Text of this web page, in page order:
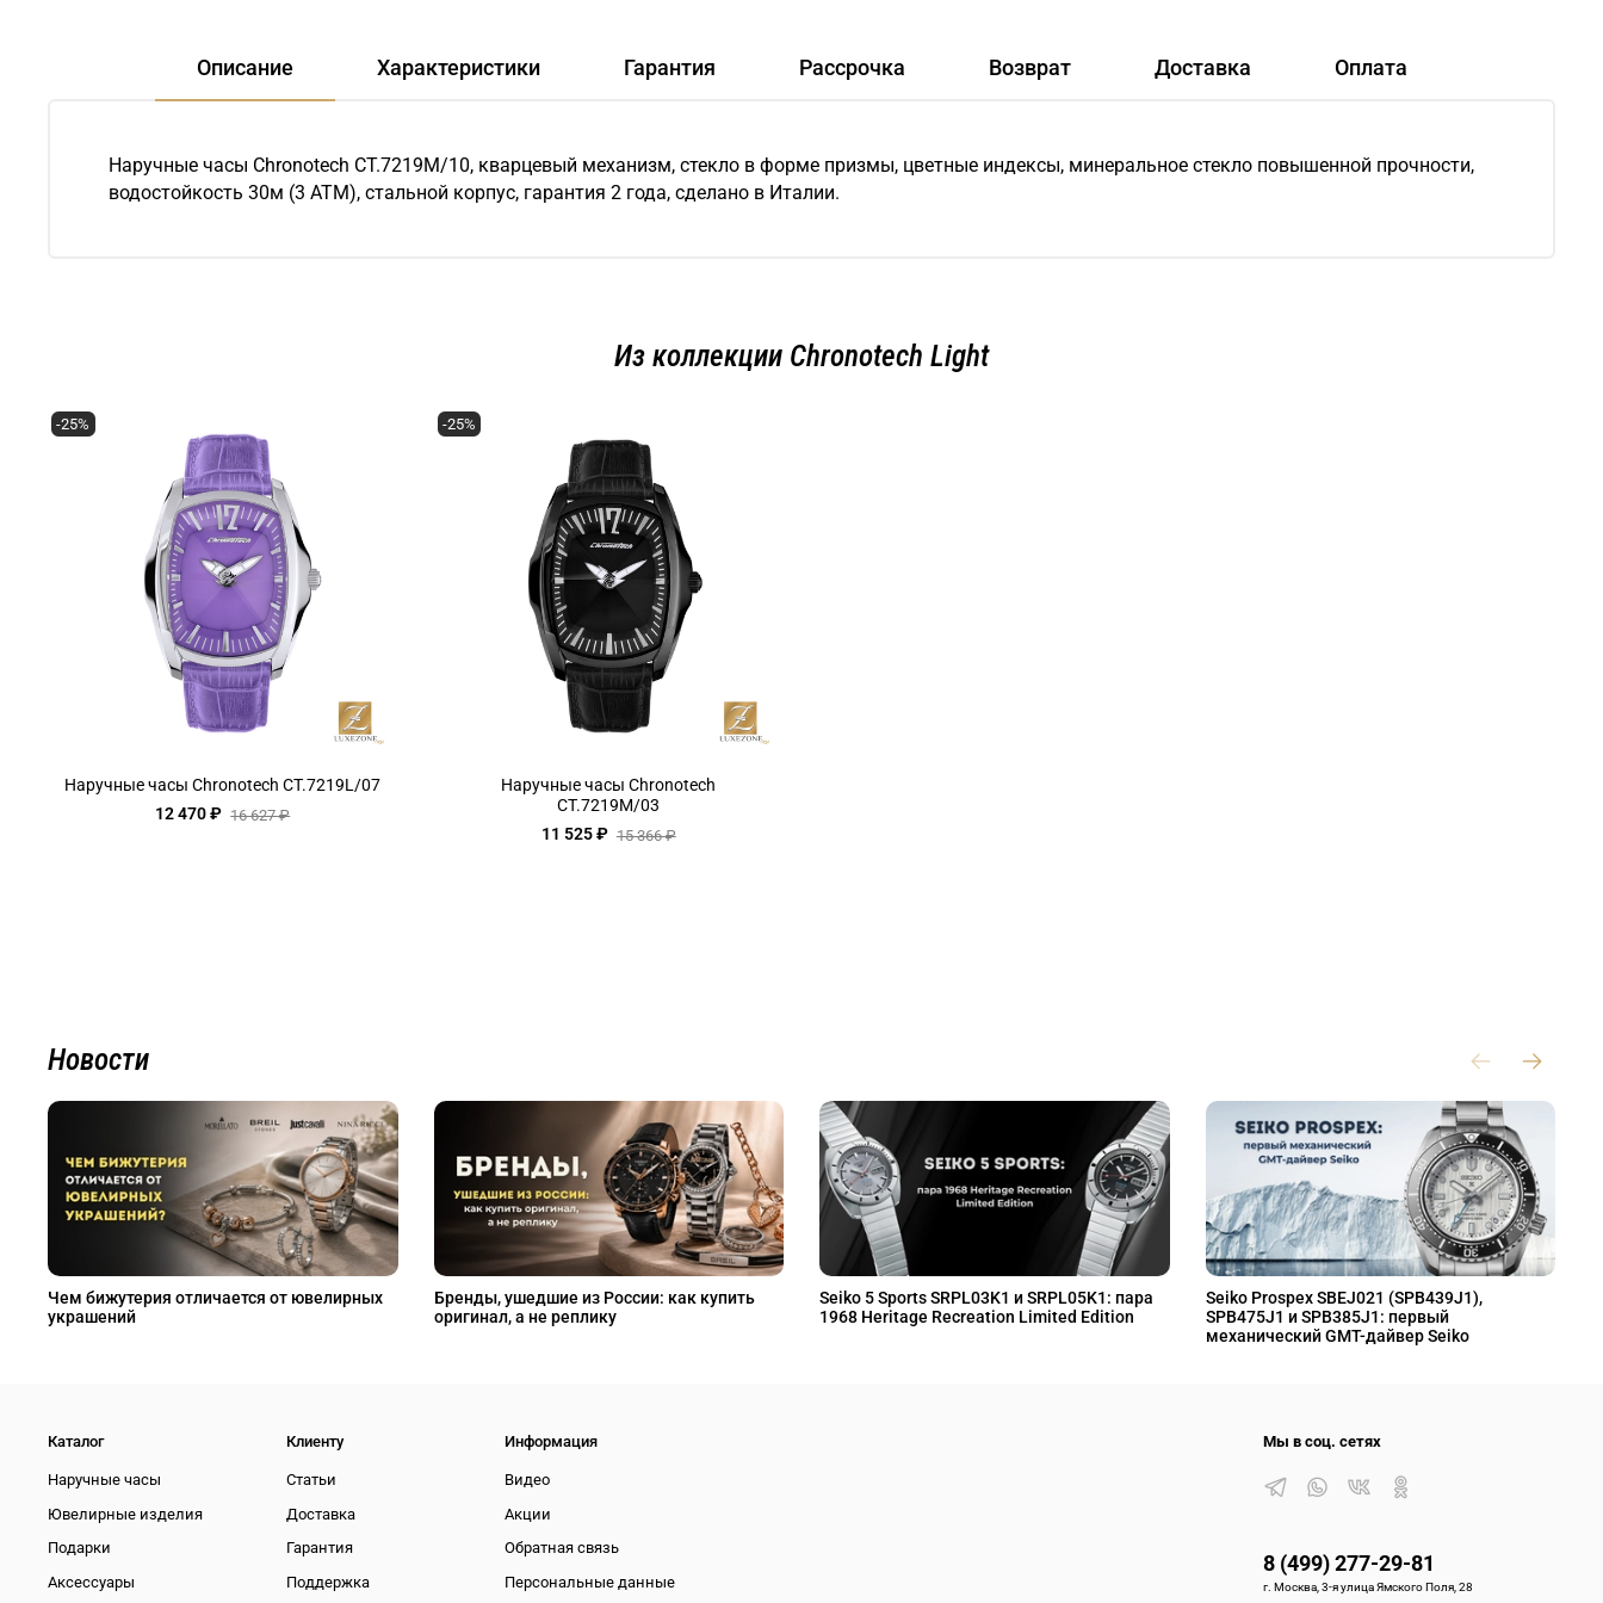
Описание Характеристики Гарантия Рассрочка Возврат Доставка Оплата
Наручные часы Chronotech CT.7219M/10, кварцевый механизм, стекло в форме призмы, цветные индексы, минеральное стекло повышенной прочности,
водостойкость 30м (3 АТМ), стальной корпус, гарантия 2 года, сделано в Италии.
Из коллекции Chronotech Light
-25%
Наручные часы Chronotech CT.7219L/07
12 470 ₽ 16 627 ₽
-25%
Наручные часы Chronotech
CT.7219M/03
11 525 ₽ 15 366 ₽
Новости
Чем бижутерия отличается от ювелирных
украшений
Бренды, ушедшие из России: как купить
оригинал, а не реплику
Seiko 5 Sports SRPL03K1 и SRPL05K1: пара
1968 Heritage Recreation Limited Edition
Seiko Prospex SBEJ021 (SPB439J1),
SPB475J1 и SPB385J1: первый
механический GMT-дайвер Seiko
Каталог
Наручные часы
Ювелирные изделия
Подарки
Аксессуары
Клиенту
Статьи
Доставка
Гарантия
Поддержка
Информация
Видео
Акции
Обратная связь
Персональные данные
Мы в соц. сетях
8 (499) 277-29-81
г. Москва, 3-я улица Ямского Поля, 28